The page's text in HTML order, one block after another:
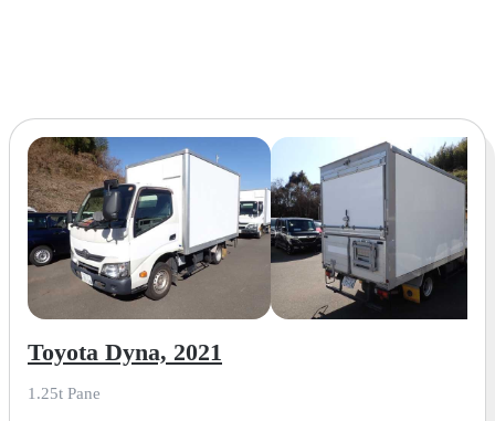
Toyota Dyna, 2021
1.25t Pane